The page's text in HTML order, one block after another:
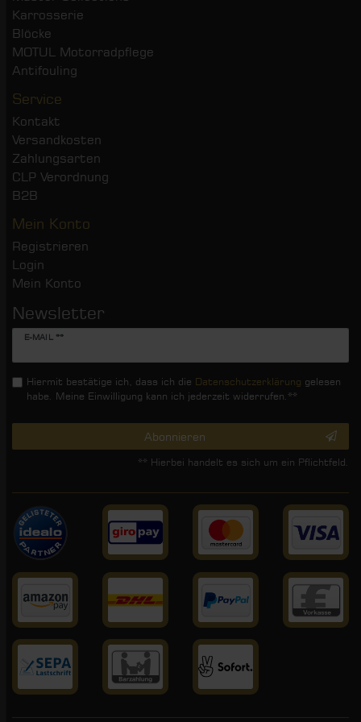
Karrosserie
Blöcke
MOTUL Motorradpflege
Antifouling
Service
Kontakt
Versandkosten
Zahlungsarten
CLP Verordnung
B2B
Mein Konto
Registrieren
Login
Mein Konto
Newsletter
E-MAIL **
Newsletter
Hiermit bestätige ich, dass ich die Daten­schutz­erklärung gelesen
habe. Meine Einwilligung kann ich jederzeit widerrufen.**
Abonnieren
** Hierbei handelt es sich um ein Pflichtfeld.